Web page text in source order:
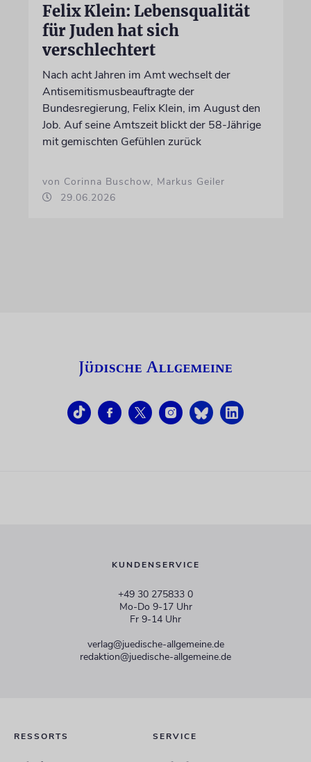
Felix Klein: Lebensqualität
für Juden hat sich
verschlechtert
Nach acht Jahren im Amt wechselt der
Antisemitismusbeauftragte der
Bundesregierung, Felix Klein, im August den
Job. Auf seine Amtszeit blickt der 58-Jährige
mit gemischten Gefühlen zurück
von Corinna Buschow, Markus Geiler
29.06.2026
KUNDENSERVICE
+49 30 275833 0
Mo-Do 9-17 Uhr
Fr 9-14 Uhr
verlag@juedische-allgemeine.de
redaktion@juedische-allgemeine.de
RESSORTS SERVICE